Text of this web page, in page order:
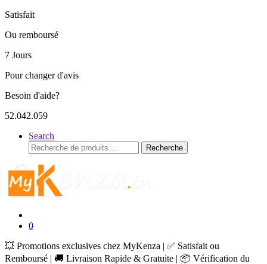
Satisfait
Ou remboursé
7 Jours
Pour changer d'avis
Besoin d'aide?
52.042.059
Search
Recherche
pour :
Recherche
0
💥 Promotions exclusives chez MyKenza | ✅ Satisfait ou
Remboursé | 🚚 Livraison Rapide & Gratuite | 📦 Vérification du